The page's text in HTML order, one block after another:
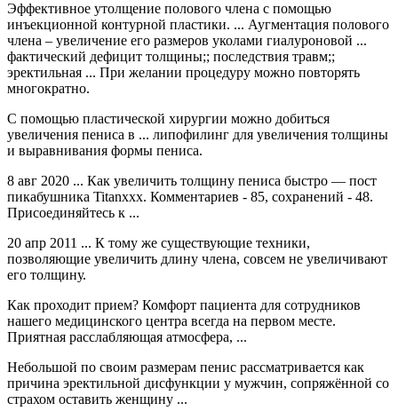
Эффективное утолщение полового члена с помощью
инъекционной контурной пластики. ... Аугментация полового
члена – увеличение его размеров уколами гиалуроновой ...
фактический дефицит толщины;; последствия травм;;
эректильная ... При желании процедуру можно повторять
многократно.
С помощью пластической хирургии можно добиться
увеличения пениса в ... липофилинг для увеличения толщины
и выравнивания формы пениса.
8 авг 2020 ... Как увеличить толщину пениса быстро — пост
пикабушника Titanxxx. Комментариев - 85, сохранений - 48.
Присоединяйтесь к ...
20 апр 2011 ... К тому же существующие техники,
позволяющие увеличить длину члена, совсем не увеличивают
его толщину.
Как проходит прием? Комфорт пациента для сотрудников
нашего медицинского центра всегда на первом месте.
Приятная расслабляющая атмосфера, ...
Небольшой по своим размерам пенис рассматривается как
причина эректильной дисфункции у мужчин, сопряжённой со
страхом оставить женщину ...